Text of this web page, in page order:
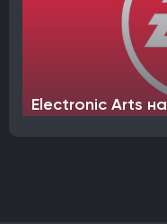
Electronic Arts